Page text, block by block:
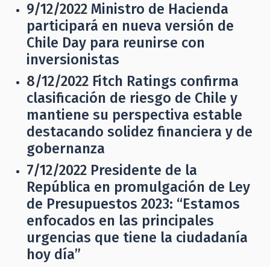
9/12/2022 Ministro de Hacienda
participará en nueva versión de
Chile Day para reunirse con
inversionistas
8/12/2022 Fitch Ratings confirma
clasificación de riesgo de Chile y
mantiene su perspectiva estable
destacando solidez financiera y de
gobernanza
7/12/2022 Presidente de la
República en promulgación de Ley
de Presupuestos 2023: “Estamos
enfocados en las principales
urgencias que tiene la ciudadanía
hoy día”